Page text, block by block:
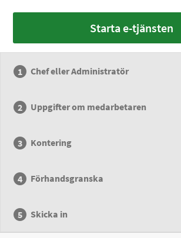
Starta e-tjänsten
Chef eller Administratör
Uppgifter om medarbetaren
Kontering
Förhandsgranska
Skicka in